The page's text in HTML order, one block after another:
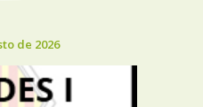
de 2026